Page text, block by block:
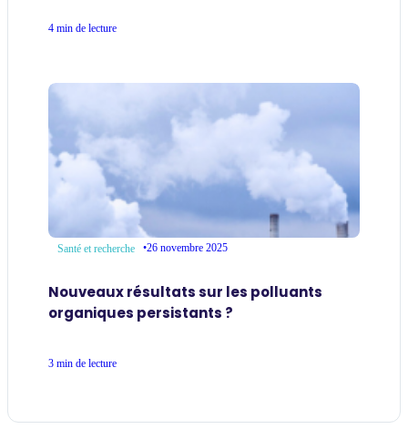
4 min de lecture
Santé et recherche •26 novembre 2025
Nouveaux résultats sur les polluants
organiques persistants ?
3 min de lecture